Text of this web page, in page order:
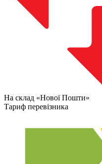
На склад «Нової Пошти»
Тариф перевізника